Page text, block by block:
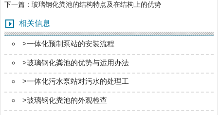
下一篇： 玻璃钢化粪池的结构特点及在结构上的优势
相关信息
>一体化预制泵站的安装流程
>玻璃钢化粪池的优势与运用办法
>一体化污水泵站对污水的处理工
>玻璃钢化粪池的外观检查